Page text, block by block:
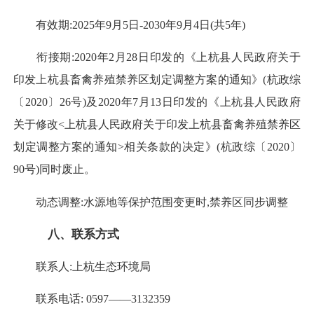
有效期:2025年9月5日-2030年9月4日(共5年)
衔接期:2020年2月28日印发的《上杭县人民政府关于
印发上杭县畜禽养殖禁养区划定调整方案的通知》(杭政综
〔2020〕26号)及2020年7月13日印发的《上杭县人民政府
关于修改<上杭县人民政府关于印发上杭县畜禽养殖禁养区
划定调整方案的通知>相关条款的决定》(杭政综〔2020〕
90号)同时废止。
动态调整:水源地等保护范围变更时,禁养区同步调整
八、联系方式
联系人:上杭生态环境局
联系电话: 0597——3132359